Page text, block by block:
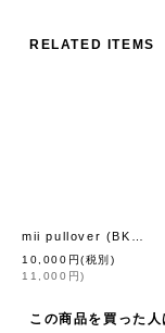
RELATED ITEMS
10,000 円(税別)
11,000 円)
この商品を買った